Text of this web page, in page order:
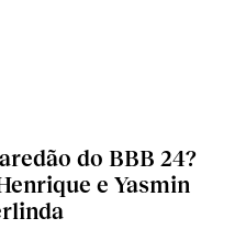
do BBB 24?
e Yasmin